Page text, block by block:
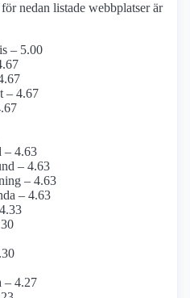
nedan listade webbplatser är
– 5.00
– 4.67
– 4.63
– 4.63
– 4.63
– 4.63
– 4.27